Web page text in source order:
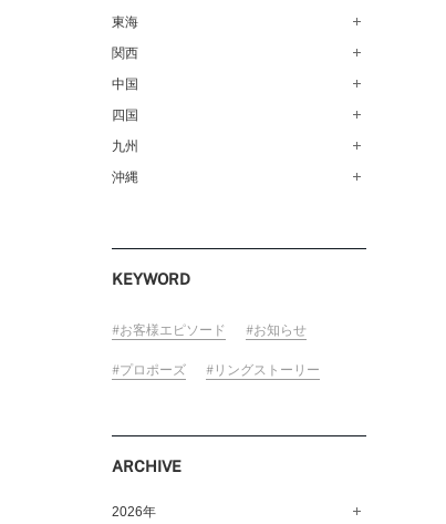
FOLLOW US ON
仙台店（147）
秋田店（123）
盛岡大通店（203）
山形店（153）
郡山モルティ店（153）
いわき店（129）
新潟店（168）
長野店（148）
松本店（161）
富山店（100）
金沢店（139）
福井店（117）
銀座本店（149）
新宿店（137）
池袋店（134）
吉祥寺マルイ店（111）
町田店（142）
立川店（119）
ラゾーナ川崎プラザ店（84）
そごう千葉店（124）
柏店（141）
宇都宮店（143）
東海
名古屋栄店（125）
名古屋駅前店（72）
豊橋店（149）
岐阜店（122）
近鉄四日市店（141）
関西
なんばパークス店（146）
梅田茶屋町店（84）
梅田ハービスENT店（85）
近鉄あべのハルカス店（139）
奈良店（168）
中国
広島店（102）
福山店（239）
岡山店（170）
四国
高松店（172）
松山店（171）
九州
福岡天神店（117）
大分店（96）
沖縄
KEYWORD
お客様エピソード お知らせ
プロポーズ リングストーリー
ARCHIVE
2026年